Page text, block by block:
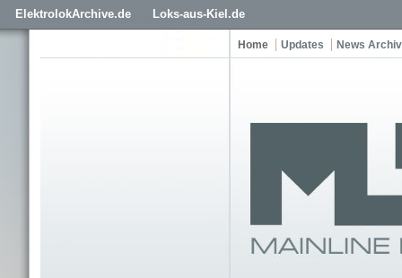
ElektrolokArchive.de Loks-aus-Kiel.de
Home Updates News Archiv